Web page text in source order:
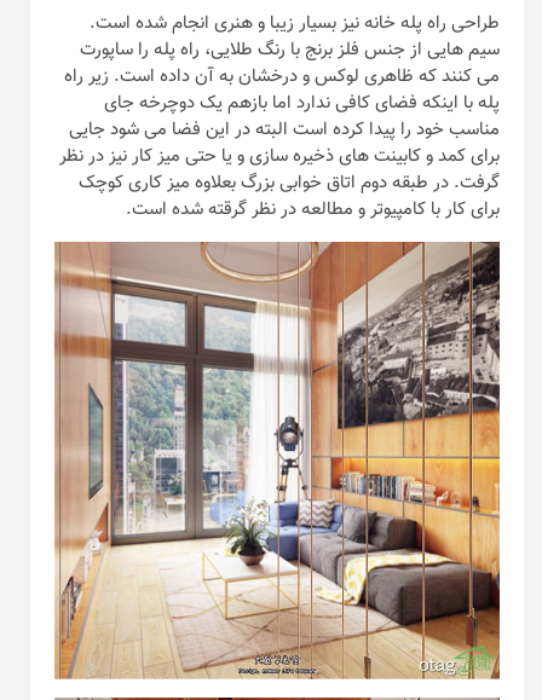
طراحی راه پله خانه نیز بسیار زیبا و هنری انجام شده است.
سیم هایی از جنس فلز برنج با رنگ طلایی، راه پله را ساپورت
می کنند که ظاهری لوکس و درخشان به آن داده است. زیر راه
پله با اینکه فضای کافی ندارد اما بازهم یک دوچرخه جای
مناسب خود را پیدا کرده است البته در این فضا می شود جایی
برای کمد و کابینت های ذخیره سازی و یا حتی میز کار نیز در نظر
گرفت. در طبقه دوم اتاق خوابی بزرگ بعلاوه میز کاری کوچک
برای کار با کامپیوتر و مطالعه در نظر گرقته شده است.